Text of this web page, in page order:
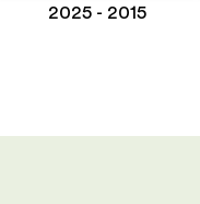
2015 - 2025